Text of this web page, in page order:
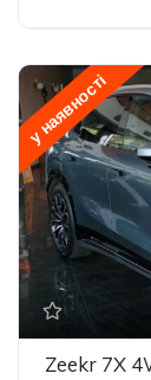
у наявності
Zeekr 7X